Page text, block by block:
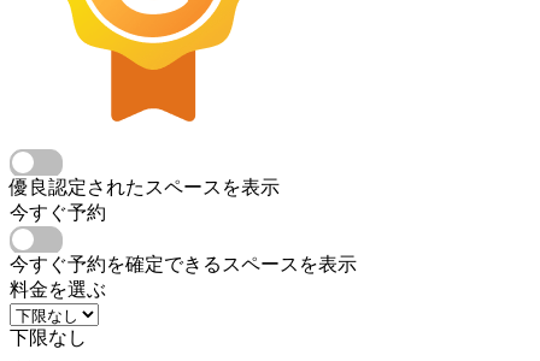
優良認定されたスペースを表示
今すぐ予約
今すぐ予約を確定できるスペースを表示
料金を選ぶ
下限なし